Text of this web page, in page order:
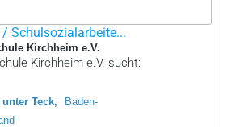
Schulsozialarbeite...
Kirchheim e.V.
Kirchheim e.V. sucht:
Teck
Baden-